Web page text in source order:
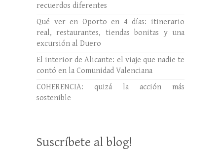
recuerdos diferentes
Qué ver en Oporto en 4 días: itinerario
real, restaurantes, tiendas bonitas y una
excursión al Duero
El interior de Alicante: el viaje que nadie te
contó en la Comunidad Valenciana
COHERENCIA: quizá la acción más
sostenible
Suscríbete al blog!